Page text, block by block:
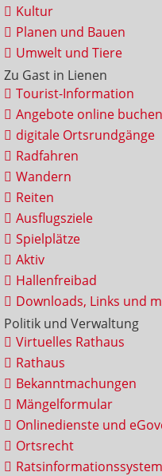
Kultur
Planen und Bauen
Umwelt und Tiere
Zu Gast in Lienen
Tourist-Information
Angebote online buchen
digitale Ortsrundgänge
Radfahren
Wandern
Reiten
Ausflugsziele
Spielplätze
Aktiv
Hallenfreibad
Downloads, Links und
Politik und Verwaltung
Virtuelles Rathaus
Rathaus
Bekanntmachungen
Mängelformular
Onlinedienste und
Ortsrecht
Ratsinformationssystem